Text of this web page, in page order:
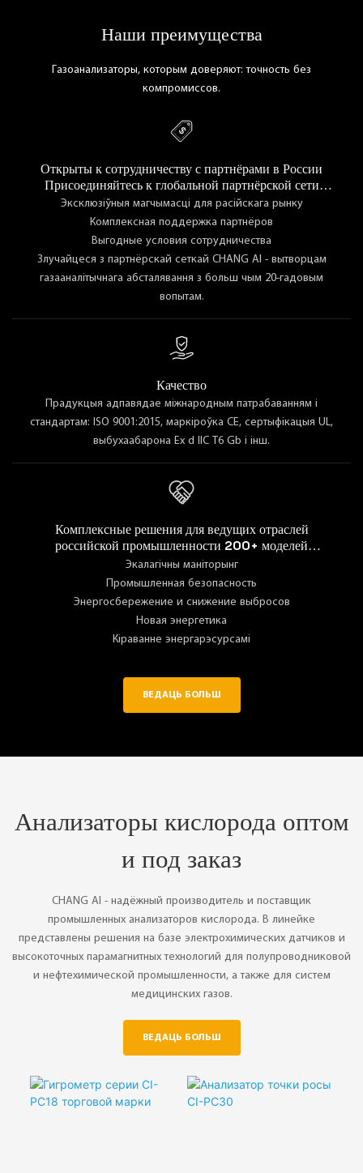
Наши преимущества
Газоанализаторы, которым доверяют: точность без
компромиссов.
Открыты к сотрудничеству с партнёрами в России
Присоединяйтесь к глобальной партнёрской сети
CHANG AI
Эксклюзіўныя магчымасці для расійскага рынку
Комплексная поддержка партнёров
Выгодные условия сотрудничества
Злучайцеся з партнёрскай сеткай CHANG AI - вытворцам
газааналітычнага абсталявання з больш чым 20-гадовым
вопытам.
Качество
Прадукцыя адпавядае міжнародным патрабаванням і
стандартам: ISO 9001:2015, маркіроўка CE, сертыфікацыя UL,
выбухаабарона Ex d IIC T6 Gb і інш.
Комплексные решения для ведущих отраслей
российской промышленности 200+ моделей
оборудования для широкого спектра задач сфер
промышленности
Экалагічны маніторынг
Промышленная безопасность
Энергосбережение и снижение выбросов
Новая энергетика
Кіраванне энергарэсурсамі
ВЕДАЦЬ БОЛЬШ
Анализаторы кислорода оптом
и под заказ
CHANG AI - надёжный производитель и поставщик
промышленных анализаторов кислорода. В линейке
представлены решения на базе электрохимических датчиков и
высокоточных парамагнитных технологий для полупроводниковой
и нефтехимической промышленности, а также для систем
медицинских газов.
ВЕДАЦЬ БОЛЬШ